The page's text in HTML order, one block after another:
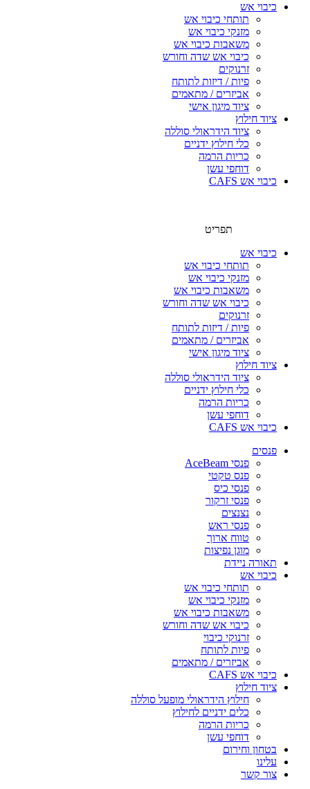
כיבוי אש
תותחי כיבוי אש
מזנקי כיבוי אש
משאבות כיבוי אש
כיבוי אש שדה וחורש
זרנוקים
פיות / דיזות לתותח
אביזרים / מתאמים
ציוד מיגון אישי
ציוד חילוץ
ציוד הידראולי סוללה
כלי חילוץ ידניים
כריות הרמה
דוחפי עשן
כיבוי אש CAFS
תפריט
כיבוי אש
תותחי כיבוי אש
מזנקי כיבוי אש
משאבות כיבוי אש
כיבוי אש שדה וחורש
זרנוקים
פיות / דיזות לתותח
אביזרים / מתאמים
ציוד מיגון אישי
ציוד חילוץ
ציוד הידראולי סוללה
כלי חילוץ ידניים
כריות הרמה
דוחפי עשן
כיבוי אש CAFS
פנסים
פנסי AceBeam
פנס טקטי
פנסי כיס
פנסי זרקור
נצנצים
פנסי ראש
טווח ארוך
מוגן נפיצות
תאורה ניידת
כיבוי אש
תותחי כיבוי אש
מזנקי כיבוי אש
משאבות כיבוי אש
כיבוי אש שדה וחורש
זרנוקי כיבוי
פיות לתותח
אביזרים / מתאמים
כיבוי אש CAFS
ציוד חילוץ
חילוץ הידראולי מופעל סוללה
כלים ידניים לחילוץ
כריות הרמה
דוחפי עשן
בטחון וחירום
עלינו
צור קשר